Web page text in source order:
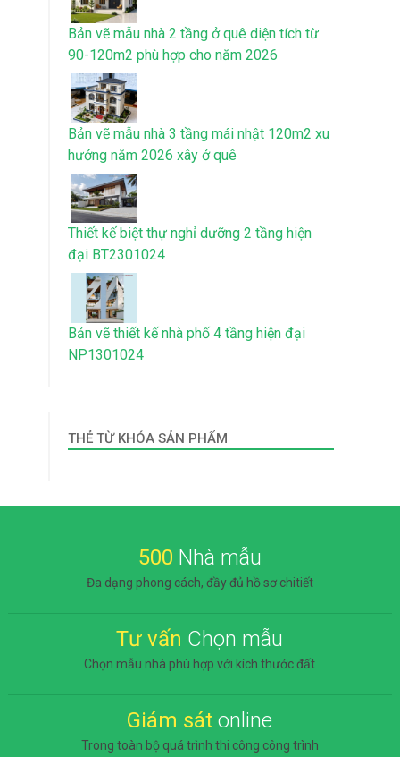
Bản vẽ mẫu nhà 2 tầng ở quê diện tích từ
90-120m2 phù hợp cho năm 2026
Bản vẽ mẫu nhà 3 tầng mái nhật 120m2 xu
hướng năm 2026 xây ở quê
Thiết kế biệt thự nghỉ dưỡng 2 tầng hiện
đại BT2301024
Bản vẽ thiết kế nhà phố 4 tầng hiện đại
NP1301024
THẺ TỪ KHÓA SẢN PHẨM
500 Nhà mẫu
Đa dạng phong cách, đầy đủ hồ sơ chitiết
Tư vấn Chọn mẫu
Chọn mẫu nhà phù hợp với kích thước đất
Giám sát online
Trong toàn bộ quá trình thi công công trình